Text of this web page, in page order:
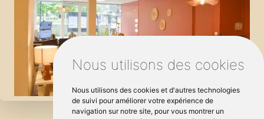
Nous utilisons des cookies
Nous utilisons des cookies et d'autres technologies
de suivi pour améliorer votre expérience de
navigation sur notre site, pour vous montrer un